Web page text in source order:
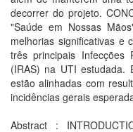
decorrer do projeto.
"Saúde em Nossas
melhorias significativas e
três principais Infecções
(IRAS) na UTI estudada.
estão alinhadas com
incidências gerais
Abstract :